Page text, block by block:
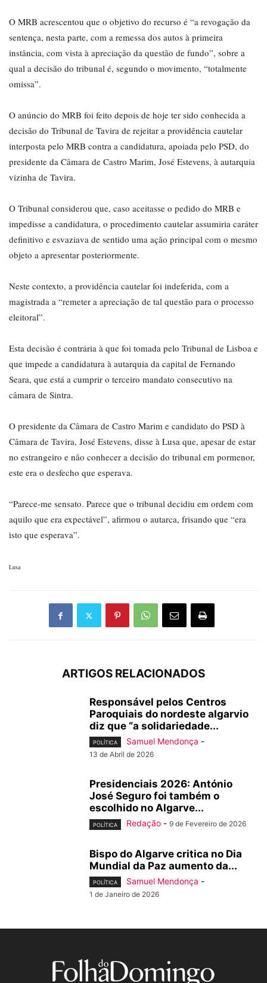
O MRB acrescentou que o objetivo do recurso é “a revogação da
sentença, nesta parte, com a remessa dos autos à primeira
instância, com vista à apreciação da questão de fundo”, sobre a
qual a decisão do tribunal é, segundo o movimento, “totalmente
omissa”.
O anúncio do MRB foi feito depois de hoje ter sido conhecida a
decisão do Tribunal de Tavira de rejeitar a providência cautelar
interposta pelo MRB contra a candidatura, apoiada pelo PSD, do
presidente da Câmara de Castro Marim, José Estevens, à autarquia
vizinha de Tavira.
O Tribunal considerou que, caso aceitasse o pedido do MRB e
impedisse a candidatura, o procedimento cautelar assumiria caráter
definitivo e esvaziava de sentido uma ação principal com o mesmo
objeto a apresentar posteriormente.
Neste contexto, a providência cautelar foi indeferida, com a
magistrada a “remeter a apreciação de tal questão para o processo
eleitoral”.
Esta decisão é contrária à que foi tomada pelo Tribunal de Lisboa e
que impede a candidatura à autarquia da capital de Fernando
Seara, que está a cumprir o terceiro mandato consecutivo na
câmara de Sintra.
O presidente da Câmara de Castro Marim e candidato do PSD à
Câmara de Tavira, José Estevens, disse à Lusa que, apesar de estar
no estrangeiro e não conhecer a decisão do tribunal em pormenor,
este era o desfecho que esperava.
“Parece-me sensato. Parece que o tribunal decidiu em ordem com
aquilo que era expectável”, afirmou o autarca, frisando que “era
isto que esperava”.
Lusa
ARTIGOS RELACIONADOS
Responsável pelos Centros
Paroquiais do nordeste algarvio
diz que “a solidariedade...
POLÍTICA Samuel Mendonça -
13 de Abril de 2026
Presidenciais 2026: António
José Seguro foi também o
escolhido no Algarve...
POLÍTICA Redação - 9 de Fevereiro de 2026
Bispo do Algarve critica no Dia
Mundial da Paz aumento da...
POLÍTICA Samuel Mendonça -
1 de Janeiro de 2026